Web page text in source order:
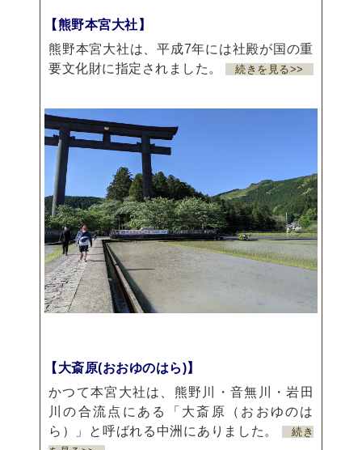
【熊野本宮大社】
熊野本宮大社は、平成7年には社殿が国の重
要文化財に指定されました。
続きを見る>>
【大斎原(おおゆのはら)】
かつて本宮大社は、熊野川・音無川・岩田
川の合流点にある「大斎原（おおゆのは
ら）」と呼ばれる中洲にありました。
続き